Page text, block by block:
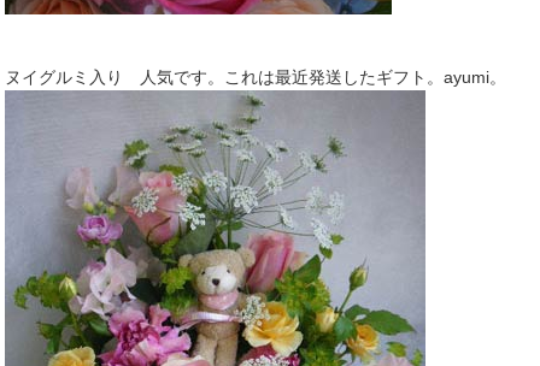
ヌイグルミ入り 人気です。これは最近発送したギフト。ayumi。